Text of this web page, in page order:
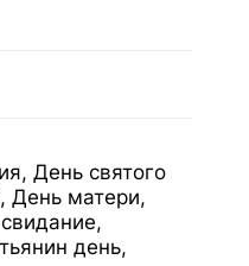
День святого
День матери,
день,